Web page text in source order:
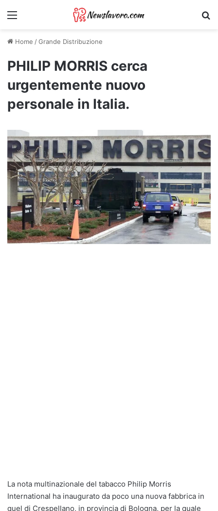
Menu
Home /Grande Distribuzione
PHILIP MORRIS cerca
urgentemente nuovo
personale in Italia.
La nota multinazionale del tabacco Philip Morris
International ha inaugurato da poco una nuova fabbrica in
quel di Crespellano, in provincia di Bologna, per la quale